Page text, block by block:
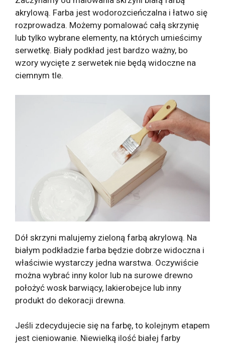
akrylową. Farba jest wodorozcieńczalna i łatwo się
rozprowadza. Możemy pomalować całą skrzynię
lub tylko wybrane elementy, na których umieścimy
serwetkę. Biały podkład jest bardzo ważny, bo
wzory wycięte z serwetek nie będą widoczne na
ciemnym tle.
Dół skrzyni malujemy zieloną farbą akrylową. Na
białym podkładzie farba będzie dobrze widoczna i
właściwie wystarczy jedna warstwa. Oczywiście
można wybrać inny kolor lub na surowe drewno
położyć wosk barwiący, lakierobejce lub inny
produkt do dekoracji drewna.
Jeśli zdecydujecie się na farbę, to kolejnym etapem
jest cieniowanie. Niewielką ilość białej farby